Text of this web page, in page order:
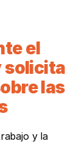
el
solicita
las
y la